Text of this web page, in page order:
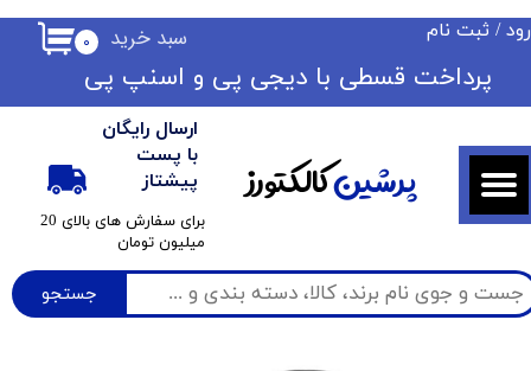
جستجو
ارسال رایگان
با پست
پیشتاز
​برای سفارش های بالای 20
میلیون تومان
۰ سبد خرید / ثبت نام
حساب کاربری من
تغییر گذر واژه
سفارشات
خروج از حساب کاربری
​​پرداخت قسطی با دیجی پی ​​​​​​​و اسنپ پی
پرشینکالکتورز